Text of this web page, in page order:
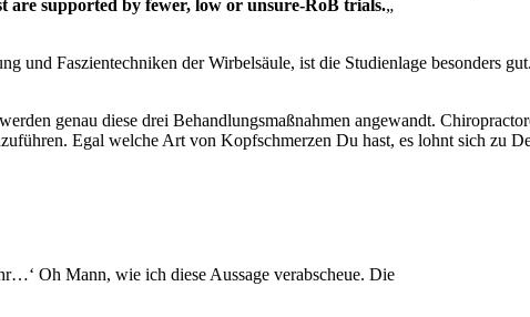
are supported by fewer, low or unsure-RoB trials.„
und Faszientechniken der Wirbelsäule, ist die Studienlage besonders
genau diese drei Behandlungsmaßnahmen angewandt.
Egal welche Art von Kopfschmerzen Du hast, es lohnt sich zu
Oh Mann, wie ich diese Aussage verabscheue. Die